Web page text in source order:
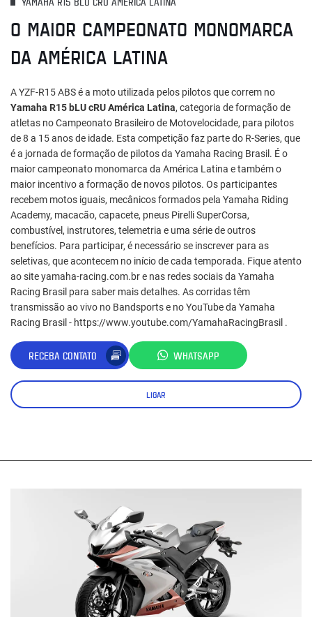
O MAIOR CAMPEONATO MONOMARCA
DA AMÉRICA LATINA
A YZF-R15 ABS é a moto utilizada pelos pilotos que correm no
Yamaha R15 bLU cRU América Latina, categoria de formação de
atletas no Campeonato Brasileiro de Motovelocidade, para pilotos
de 8 a 15 anos de idade. Esta competição faz parte do R-Series, que
é a jornada de formação de pilotos da Yamaha Racing Brasil. É o
maior campeonato monomarca da América Latina e também o
maior incentivo a formação de novos pilotos. Os participantes
recebem motos iguais, mecânicos formados pela Yamaha Riding
Academy, macacão, capacete, pneus Pirelli SuperCorsa,
combustível, instrutores, telemetria e uma série de outros
benefícios. Para participar, é necessário se inscrever para as
seletivas, que acontecem no início de cada temporada. Fique atento
ao site yamaha-racing.com.br e nas redes sociais da Yamaha
Racing Brasil para saber mais detalhes. As corridas têm
transmissão ao vivo no Bandsports e no YouTube da Yamaha
Racing Brasil - https://www.youtube.com/YamahaRacingBrasil .
RECEBA CONTATO WHATSAPP
LIGAR